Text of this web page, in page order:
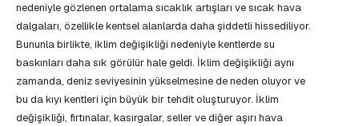
nedeniyle gözlenen ortalama sıcaklık artışları ve sıcak hava
dalgaları, özellikle kentsel alanlarda daha şiddetli hissediliyor.
Bununla birlikte, iklim değişikliği nedeniyle kentlerde su
baskınları daha sık görülür hale geldi. İklim değişikliği aynı
zamanda, deniz seviyesinin yükselmesine de neden oluyor ve
bu da kıyı kentleri için büyük bir tehdit oluşturuyor. İklim
değişikliği, fırtınalar, kasırgalar, seller ve diğer aşırı hava